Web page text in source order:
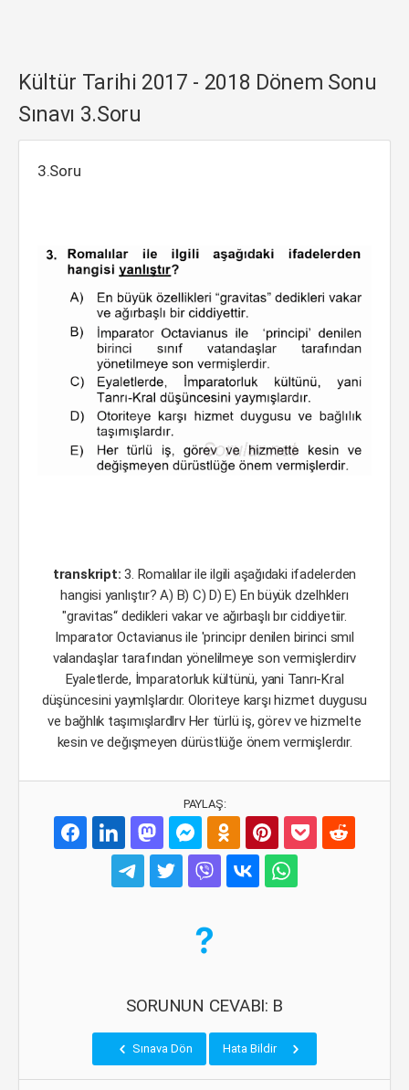
Kültür Tarihi 2017 - 2018 Dönem Sonu
Sınavı 3.Soru
3.Soru
transkript:3. Romalılar ile ilgili aşağıdaki ifadelerden
hangisi yanlıştır? A) B) C) D) E) En büyük dzelhklerı
"gravitas“ dedikleri vakar ve ağırbaşlı bır ciddiyetiir.
Imparator Octavianus ile 'principr denilen birinci smıl
valandaşlar tarafından yönelilmeye son vermişlerdirv
Eyaletlerde, İmparatorluk kültünü, yani Tanrı-Kral
düşüncesini yaymlşlardır. Oloriteye karşı hizmet duygusu
ve bağhlık taşımışlardlrv Her türlü iş, görev ve hizmelte
kesin ve değışmeyen dürüstlüğe önem vermişlerdır.
PAYLAŞ:
SORUNUN CEVABI: B
Sınava Dön Hata Bildir